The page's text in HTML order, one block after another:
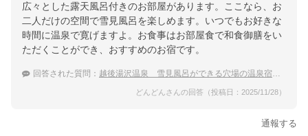
広々とした露天風呂付きのお部屋があります。ここなら、お
二人だけの空間で雪見風呂を楽しめます。いつでもお好きな
時間に温泉で寛げますよ。お食事はお部屋食で和食御膳をい
ただくことができ、おすすめのお宿です。
回答された質問： 越後湯沢温泉 雪見風呂ができる穴場の温泉宿のおすすめは？
どんどんさんの回答（投稿日：2025/11/28）
通報する